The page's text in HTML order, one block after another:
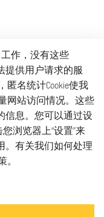
工作，没有这些
提供用户请求的服
名统计Cookie使我
网站访问情况。这些
信息。您可以通过设
浏览器上“设置”来
。有关我们如何处理
。